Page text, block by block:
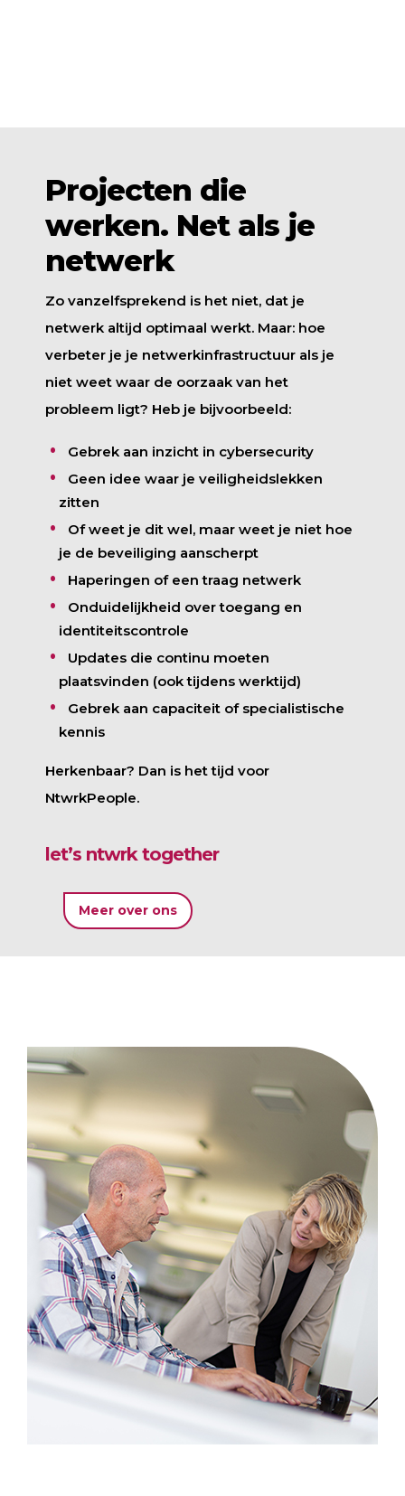
Projecten die
werken. Net als je
netwerk
Zo vanzelfsprekend is het niet, dat je
netwerk altijd optimaal werkt. Maar: hoe
verbeter je je netwerkinfrastructuur als je
niet weet waar de oorzaak van het
probleem ligt? Heb je bijvoorbeeld:
Gebrek aan inzicht in cybersecurity
Geen idee waar je veiligheidslekken
zitten
Of weet je dit wel, maar weet je niet hoe
je de beveiliging aanscherpt
Haperingen of een traag netwerk
Onduidelijkheid over toegang en
identiteitscontrole
Updates die continu moeten
plaatsvinden (ook tijdens werktijd)
Gebrek aan capaciteit of specialistische
kennis
Herkenbaar? Dan is het tijd voor
NtwrkPeople.
let’s ntwrk together
Meer over ons